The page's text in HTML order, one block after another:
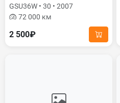
GSU36W • 30 • 2007
72 000 км
2 500₽